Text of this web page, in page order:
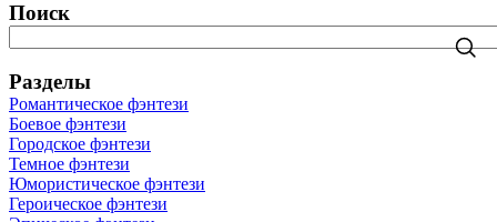
Поиск
Разделы
Романтическое фэнтези
Боевое фэнтези
Городское фэнтези
Темное фэнтези
Юмористическое фэнтези
Героическое фэнтези